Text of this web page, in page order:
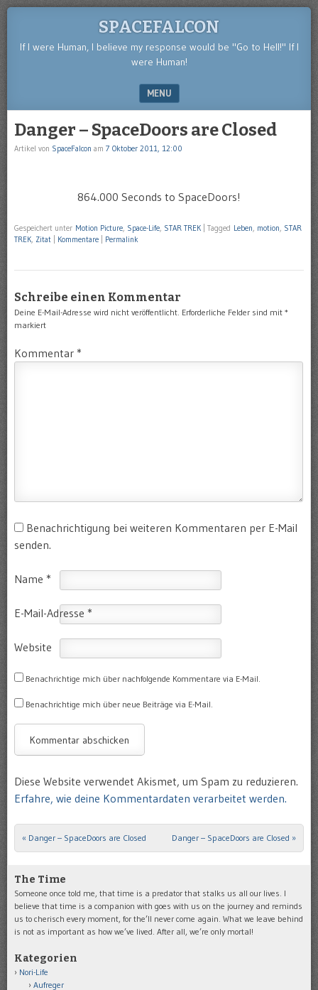
SPACEFALCON
If I were Human, I believe my response would be "Go to Hell!" If I
were Human!
MENU
Danger – SpaceDoors are Closed
Artikel von SpaceFalcon am 7 Oktober 2011, 12:00
864.000 Seconds to SpaceDoors!
Gespeichert unter Motion Picture, Space-Life, STAR TREK Tagged Leben, motion, STAR
TREK, Zitat Kommentare Permalink
Schreibe einen Kommentar
Deine E-Mail-Adresse wird nicht veröffentlicht. Erforderliche Felder sind mit *
markiert
Kommentar *
Benachrichtigung bei weiteren Kommentaren per E-Mail
senden.
Name *
E-Mail-Adresse *
Website
Benachrichtige mich über nachfolgende Kommentare via E-Mail.
Benachrichtige mich über neue Beiträge via E-Mail.
Diese Website verwendet Akismet, um Spam zu reduzieren.
Erfahre, wie deine Kommentardaten verarbeitet werden.
Post navigation
« Danger – SpaceDoors are Closed Danger – SpaceDoors are Closed »
The Time
Someone once told me, that time is a predator that stalks us all our lives. I
believe that time is a companion with goes with us on the journey and reminds
us to cherisch every moment, for the’ll never come again. What we leave behind
is not as important as how we’ve lived. After all, we’re only mortal!
Kategorien
Nori-Life
Aufreger